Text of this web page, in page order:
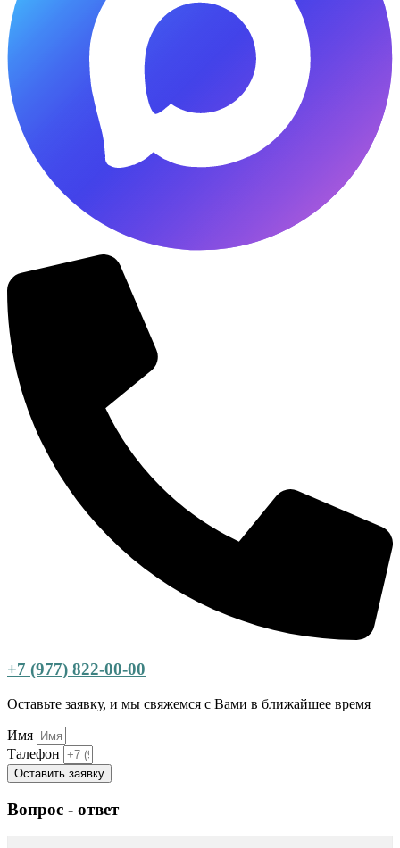
+7 (977) 822-00-00
Оставьте заявку, и мы свяжемся с Вами в ближайшее время
Имя
Талефон
Оставить заявку
Вопрос - ответ